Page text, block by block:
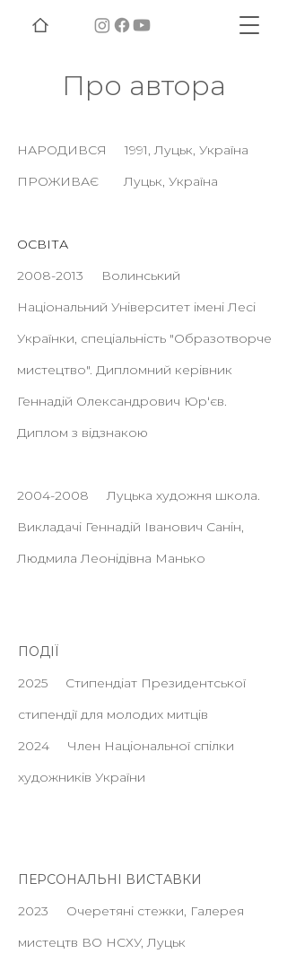
Про автора
НАРОДИВСЯ 1991, Луцьк, Україна
ПРОЖИВАЄ Луцьк, Україна
ОСВІТА
2008-2013 Волинський
Національний Університет імені Лесі
Українки, спеціальність "Образотворче
мистецтво". Дипломний керівник
Геннадій Олександрович Юрʼєв.
Диплом з відзнакою
2004-2008 Луцька художня школа.
Викладачі Геннадій Іванович Санін,
Людмила Леонідівна Манько
ПОДІЇ
2025 Стипендіат Президентської
стипендії для молодих митців
2024 Член Національної спілки
художників України
ПЕРСОНАЛЬНІ ВИСТАВКИ
2023 Очеретяні стежки, Галерея
мистецтв ВО НСХУ, Луцьк